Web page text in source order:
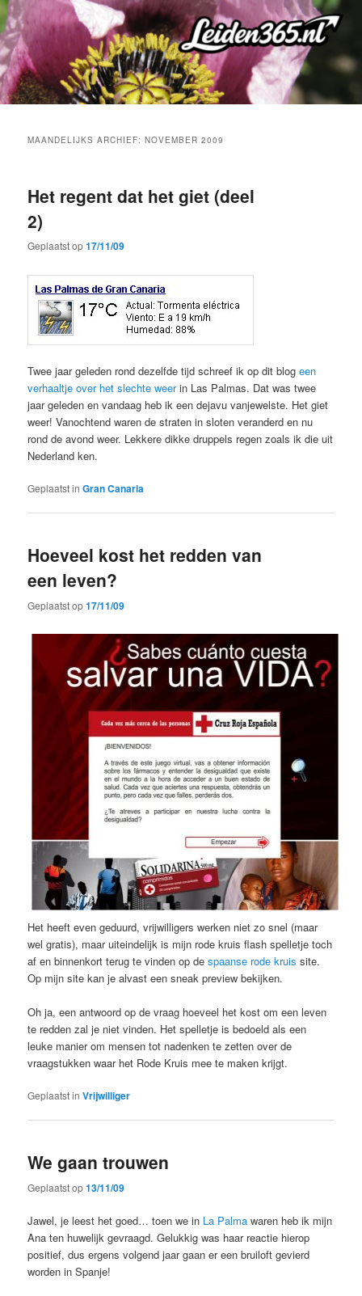
Spring
naar
de
primaire
inhoud
Spring
naar
de
secundaire
inhoud
MAANDELIJKS ARCHIEF:NOVEMBER 2009
Het regent dat het giet (deel
2)
Geplaatst op17/11/09
Twee jaar geleden rond dezelfde tijd schreef ik op dit blogeen
verhaaltje over het slechte weerin Las Palmas. Dat was twee
jaar geleden en vandaag heb ik een dejavu vanjewelste. Het giet
weer! Vanochtend waren de straten in sloten veranderd en nu
rond de avond weer. Lekkere dikke druppels regen zoals ik die uit
Nederland ken.
Geplaatst in Gran Canaria
Hoeveel kost het redden van
een leven?
Geplaatst op17/11/09
Het heeft even geduurd, vrijwilligers werken niet zo snel (maar
wel gratis), maar uiteindelijk is mijn rode kruis flash spelletje toch
af en binnenkort terug te vinden op despaanse rode kruis site.
Op mijn site kan je alvast een sneak preview bekijken.
Oh ja, een antwoord op de vraag hoeveel het kost om een leven
te redden zal je niet vinden. Het spelletje is bedoeld als een
leuke manier om mensen tot nadenken te zetten over de
vraagstukken waar het Rode Kruis mee te maken krijgt.
Geplaatst in Vrijwilliger
We gaan trouwen
Geplaatst op13/11/09
Jawel, je leest het goed… toen we in La Palma waren heb ik mijn
Ana ten huwelijk gevraagd. Gelukkig was haar reactie hierop
positief, dus ergens volgend jaar gaan er een bruiloft gevierd
worden in Spanje!